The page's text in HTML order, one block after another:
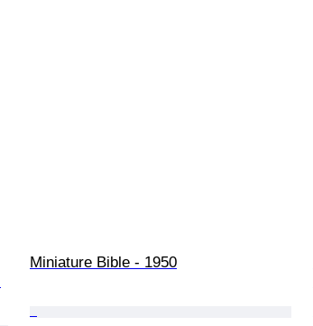
Miniature Bible - 1950